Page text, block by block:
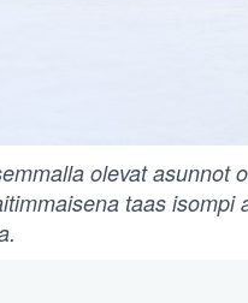
olevat asunnot
taas isompi